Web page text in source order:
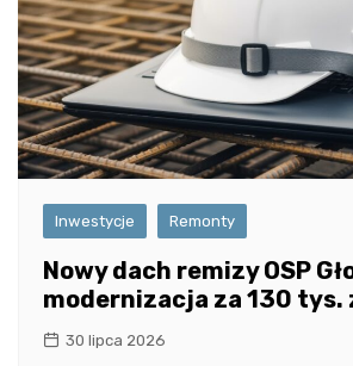
Inwestycje Remonty
Nowy dach remizy OSP
modernizacja za 130 tys.
30 lipca 2026